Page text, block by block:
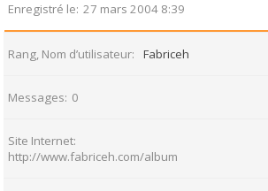
Enregistré le 27 mars 2004 8:39
Rang, Nom d’utilisateur Fabriceh
Messages 0
Site Internet
http://www.fabriceh.com/album